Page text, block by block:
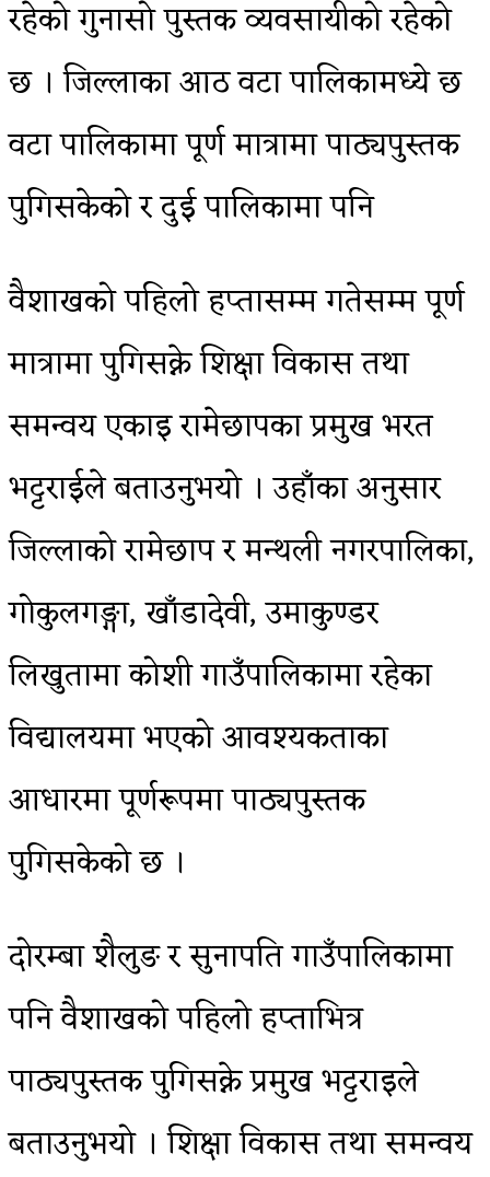
रहेको गुनासो पुस्तक व्यवसायीको रहेको
छ । जिल्लाका आठ वटा पालिकामध्ये छ
वटा पालिकामा पूर्ण मात्रामा पाठ्यपुस्तक
पुगिसकेको र दुई पालिकामा पनि
वैशाखको पहिलो हप्तासम्म गतेसम्म पूर्ण
मात्रामा पुगिसक्ने शिक्षा विकास तथा
समन्वय एकाइ रामेछापका प्रमुख भरत
भट्टराईले बताउनुभयो । उहाँका अनुसार
जिल्लाको रामेछाप र मन्थली नगरपालिका,
गोकुलगङ्गा, खाँडादेवी, उमाकुण्डर
लिखुतामा कोशी गाउँपालिकामा रहेका
विद्यालयमा भएको आवश्यकताका
आधारमा पूर्णरूपमा पाठ्यपुस्तक
पुगिसकेको छ ।
दोरम्बा शैलुङ र सुनापति गाउँपालिकामा
पनि वैशाखको पहिलो हप्ताभित्र
पाठ्यपुस्तक पुगिसक्ने प्रमुख भट्टराइले
बताउनुभयो । शिक्षा विकास तथा समन्वय